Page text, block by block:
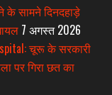
के सामने दिनदहाड़े
7 अगस्त 2026
चूरू के सरकारी
पर गिरा छत का